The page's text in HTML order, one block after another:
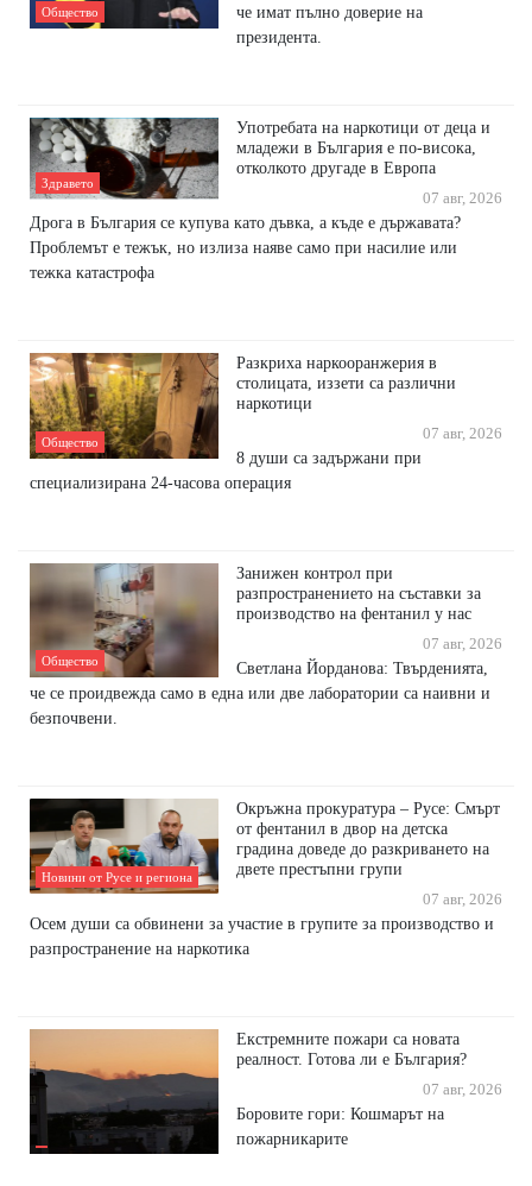
Общество
че имат пълно доверие на
президента.
Здравето
Употребата на наркотици от деца и
младежи в България е по-висока,
отколкото другаде в Европа
07 авг, 2026
Дрога в България се купува като дъвка, а къде е държавата?
Проблемът е тежък, но излиза наяве само при насилие или
тежка катастрофа
Общество
Разкриха наркооранжерия в
столицата, иззети са различни
наркотици
07 авг, 2026
8 души са задържани при
специализирана 24-часова операция
Общество
Занижен контрол при
разпространението на съставки за
производство на фентанил у нас
07 авг, 2026
Светлана Йорданова: Твърденията,
че се проидвежда само в една или две лаборатории са наивни и
безпочвени.
Новини от Русе и региона
Окръжна прокуратура – Русе: Смърт
от фентанил в двор на детска
градина доведе до разкриването на
двете престъпни групи
07 авг, 2026
Осем души са обвинени за участие в групите за производство и
разпространение на наркотика
Екстремните пожари са новата
реалност. Готова ли е България?
07 авг, 2026
Боровите гори: Кошмарът на
пожарникарите